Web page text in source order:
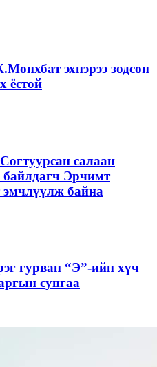
эхнэрээ зодсон
ёстой
салаан
байлдагч Эрчимт
эмчлүүлж байна
гурван “Э”-ийн хүч
сунгаа